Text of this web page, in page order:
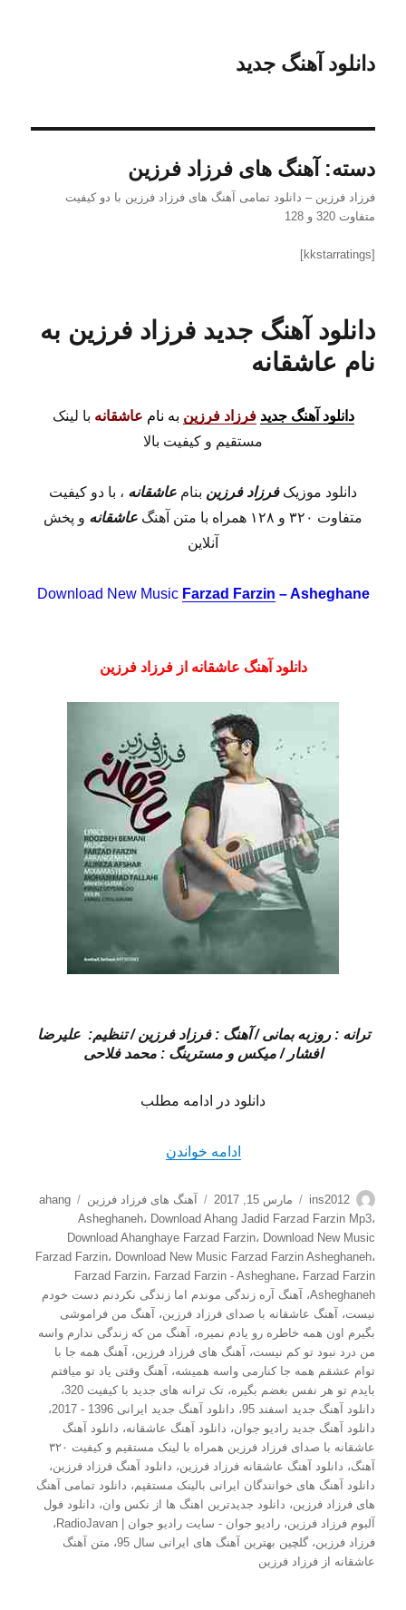
دانلود آهنگ جدید
دسته: آهنگ های فرزاد فرزین
فرزاد فرزین – دانلود تمامی آهنگ های فرزاد فرزین با دو کیفیت
متفاوت 320 و 128
[kkstarratings]
دانلود آهنگ جدید فرزاد فرزین به
نام عاشقانه
دانلود آهنگ جدید فرزاد فرزین به نام عاشقانه با لینک
مستقیم و کیفیت بالا
دانلود موزیکفرزاد فرزین بنام عاشقانه ، با دو کیفیت
متفاوت ۳۲۰ و ۱۲۸ همراه با متن آهنگ
عاشقانه و پخش
آنلاین
Download New Music Farzad Farzin – Asheghane
دانلود آهنگ عاشقانه از فرزاد فرزین
ترانه : روزبه بمانی / آهنگ : فرزاد فرزین / تنظیم: علیرضا
افشار / میکس و مسترینگ : محمد فلاحی
دانلود در ادامه مطلب
ادامه خواندن
نویسنده
ins2012
ارسال
شده
در
مارس 15, 2017 دسته‌ها
آهنگ های فرزاد فرزین برچسب‌ها
ahang
Asheghaneh، Download Ahang Jadid Farzad Farzin Mp3،
Download Ahanghaye Farzad Farzin، Download New Music
Farzad Farzin، Download New Music Farzad Farzin Asheghaneh،
Farzad Farzin، Farzad Farzin - Asheghane، Farzad Farzin
Asheghaneh،
آهنگ آره زندگی موندم اما زندگی نکردنم دست خودم
نیست، آهنگ عاشقانه با صدای فرزاد فرزین،
آهنگ من فراموشی
بگیرم اون همه خاطره رو یادم نمیره،
آهنگ من که زندگی ندارم واسه
من درد نبود تو کم نیست، آهنگ های فرزاد فرزین،
آهنگ همه جا با
توام عشقم همه جا کنارمی واسه همیشه،
آهنگ وقتی یاد تو میافتم
بایدم تو هر نفس بغضم بگیره،تک ترانه های جدید با کیفیت 320
،
دانلود آهنگ جدید اسفند 95
، دانلود آهنگ جدید ایرانی 1396 - 2017
،
دانلود آهنگ جدید رادیو جوان، دانلود آهنگ عاشقانه، دانلود آهنگ
عاشقانه با صدای فرزاد فرزین همراه با لینک مستقیم و کیفیت ۳۲۰
آهنگ، دانلود آهنگ عاشقانه فرزاد فرزین، دانلود آهنگ فرزاد فرزین،
دانلود آهنگ های خوانندگان ایرانی بالینک مستقیم، دانلود تمامی آهنگ
های فرزاد فرزین، دانلود جدیدترین اهنگ ها از نکس وان، دانلود فول
آلبوم فرزاد فرزین،رادیو جوان - سایت رادیو جوان | RadioJavan
،
فرزاد فرزین،گلچین بهترین آهنگ های ایرانی سال 95 ، متن آهنگ
عاشقانه از فرزاد فرزین